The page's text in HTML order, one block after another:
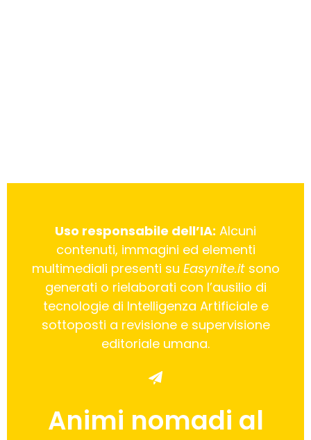
Uso responsabile dell’IA: Alcuni
contenuti, immagini ed elementi
multimediali presenti su Easynite.itsono
generati o rielaborati con l’ausilio di
tecnologie di Intelligenza Artificiale e
sottoposti a revisione e supervisione
editoriale umana.
Animi nomadi al